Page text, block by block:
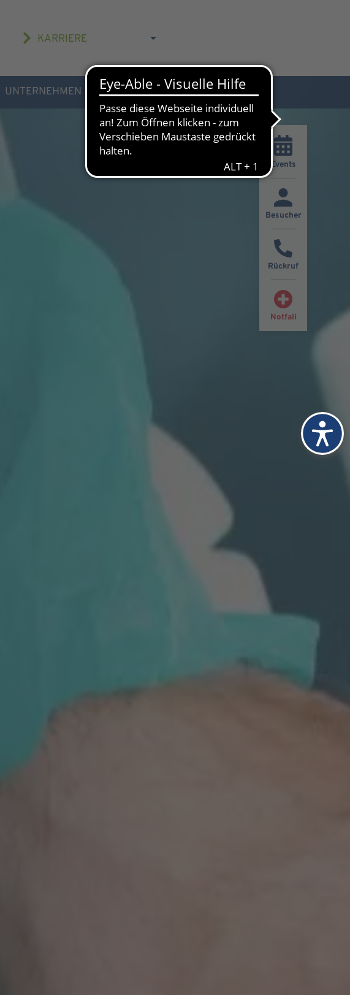
KARRIERE
UNTERNEHMEN AKTUELLES & KONTAKT
Events
Besucher
Rückruf
Notfall